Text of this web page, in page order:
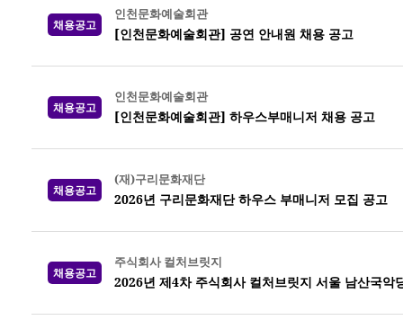
채용공고
인천문화예술회관
[인천문화예술회관] 공연 안내원 채용 공고
채용공고
인천문화예술회관
[인천문화예술회관] 하우스부매니저 채용 공고
채용공고
(재)구리문화재단
2026년 구리문화재단 하우스 부매니저 모집 공고
채용공고
주식회사 컬처브릿지
2026년 제4차 주식회사 컬처브릿지 서울 남산국악